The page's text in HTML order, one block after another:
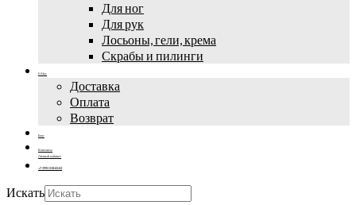
Для ног
Для рук
Лосьоны, гели, крема
Скрабы и пилинги
О Нас
Доставка
Оплата
Возврат
Блог
Контакты
Личный кабинет
+7 (995) 502-42-42
Искать